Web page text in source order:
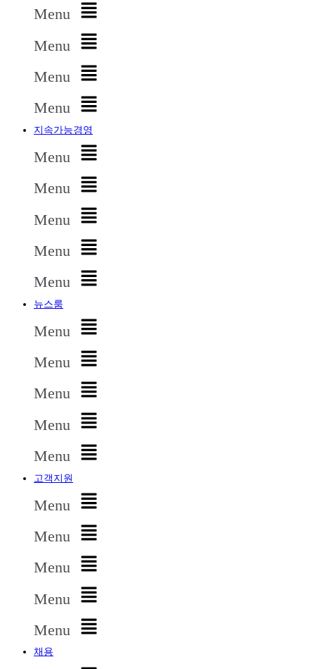
Menu
Menu
Menu
Menu
지속가능경영
Menu
Menu
Menu
Menu
Menu
뉴스룸
Menu
Menu
Menu
Menu
Menu
고객지원
Menu
Menu
Menu
Menu
Menu
채용